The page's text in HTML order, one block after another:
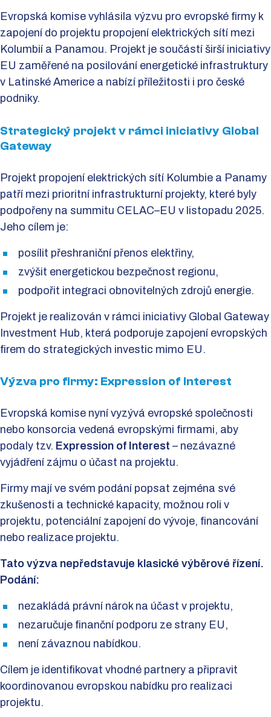
Evropská komise vyhlásila výzvu pro evropské firmy k
zapojení do projektu propojení elektrických sítí mezi
Kolumbií a Panamou. Projekt je součástí širší iniciativy
EU zaměřené na posilování energetické infrastruktury
v Latinské Americe a nabízí příležitosti i pro české
podniky.
Strategický projekt v rámci iniciativy Global
Gateway
Projekt propojení elektrických sítí Kolumbie a Panamy
patří mezi prioritní infrastrukturní projekty, které byly
podpořeny na summitu CELAC–EU v listopadu 2025.
Jeho cílem je:
posílit přeshraniční přenos elektřiny,
zvýšit energetickou bezpečnost regionu,
podpořit integraci obnovitelných zdrojů energie.
Projekt je realizován v rámci iniciativy Global Gateway
Investment Hub, která podporuje zapojení evropských
firem do strategických investic mimo EU.
Výzva pro firmy: Expression of Interest
Evropská komise nyní vyzývá evropské společnosti
nebo konsorcia vedená evropskými firmami, aby
podaly tzv. Expression of Interest – nezávazné
vyjádření zájmu o účast na projektu.
Firmy mají ve svém podání popsat zejména své
zkušenosti a technické kapacity, možnou roli v
projektu, potenciální zapojení do vývoje, financování
nebo realizace projektu.
Tato výzva nepředstavuje klasické výběrové řízení.
Podání:
nezakládá právní nárok na účast v projektu,
nezaručuje finanční podporu ze strany EU,
není závaznou nabídkou.
Cílem je identifikovat vhodné partnery a připravit
koordinovanou evropskou nabídku pro realizaci
projektu.